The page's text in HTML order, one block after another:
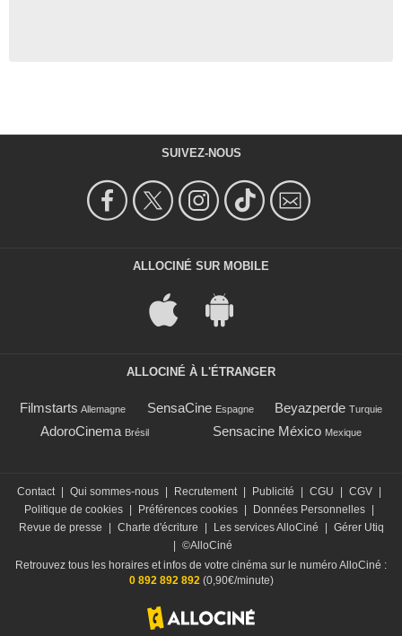
SUIVEZ-NOUS
ALLOCINÉ SUR MOBILE
ALLOCINÉ À L'ÉTRANGER
Filmstarts Allemagne SensaCine Espagne Beyazperde Turquie
AdoroCinema Brésil Sensacine México Mexique
Contact | Qui sommes-nous | Recrutement | Publicité | CGU | CGV |
Politique de cookies | Préférences cookies | Données Personnelles |
Revue de presse
| Charte d'écriture | Les services AlloCiné | Gérer Utiq
| ©AlloCiné
Retrouvez tous les horaires et infos de votre cinéma sur le numéro AlloCiné :
0 892 892 892 (0,90€/minute)